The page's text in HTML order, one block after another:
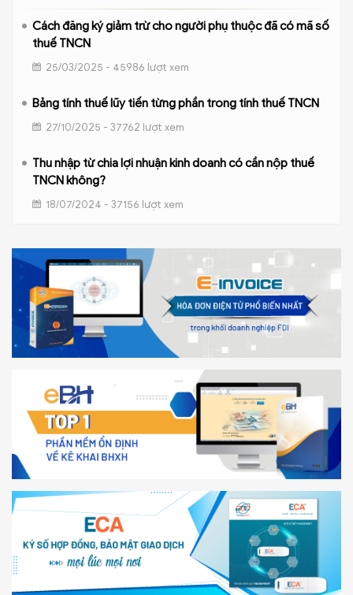
Cách đăng ký giảm trừ cho người phụ thuộc đã có mã số
thuế TNCN
25/03/2025 - 45986 lượt xem
Bảng tính thuế lũy tiến từng phần trong tính thuế TNCN
27/10/2025 - 37762 lượt xem
Thu nhập từ chia lợi nhuận kinh doanh có cần nộp thuế
TNCN không?
18/07/2024 - 37156 lượt xem